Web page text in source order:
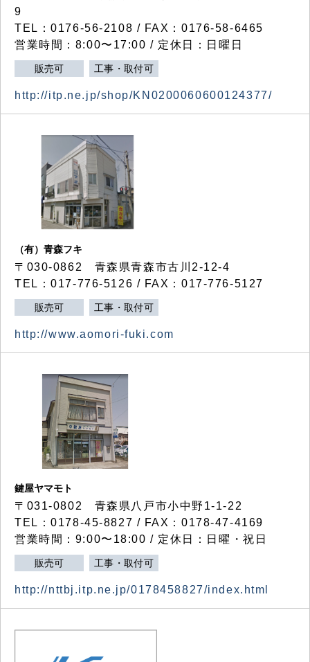
9
TEL：0176-56-2108 / FAX：0176-58-6465
営業時間：8:00〜17:00 / 定休日：日曜日
販売可 工事・取付可
http://itp.ne.jp/shop/KN0200060600124377/
（有）青森フキ
〒030-0862 青森県青森市古川2-12-4
TEL：017-776-5126 / FAX：017-776-5127
販売可 工事・取付可
http://www.aomori-fuki.com
鍵屋ヤマモト
〒031-0802 青森県八戸市小中野1-1-22
TEL：0178-45-8827 / FAX：0178-47-4169
営業時間：9:00〜18:00 / 定休日：日曜・祝日
販売可 工事・取付可
http://nttbj.itp.ne.jp/0178458827/index.html